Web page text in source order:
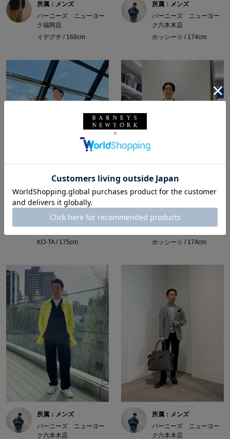
所属：メンズ
バーニーズ ニューヨー
ク福岡店
イデグチ / 168cm
所属：メンズ
バーニーズ ニューヨー
ク六本木店
ホッシー☆ / 174cm
所属：メンズ
バーニーズ ニューヨー
KO-TA / 175cm
所属：メンズ
バーニーズ ニューヨー
ホッシー☆ / 174cm
所属：メンズ
バーニーズ ニューヨー
ク六本木店
所属：メンズ
バーニーズ ニューヨー
ク六本木店